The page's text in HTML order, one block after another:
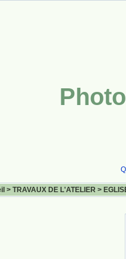
> TRAVAUX DE L'ATELIER >